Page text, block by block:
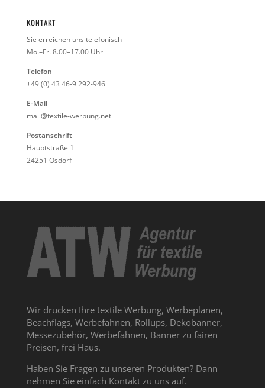
KONTAKT
Sie erreichen uns telefonisch
Mo.–Fr. 8.00–17.00 Uhr
Telefon
+49 (0) 43 46-9 292-946
E-Mail
mail@textile-werbung.net
Postanschrift
Hauptstraße 1
24251 Osdorf
Wir drucken Ihre textile Werbung, Werbeplanen,
Beachflags, Werbefahnen, Rollups, Dekobanner,
Messezubehör, Werbefahnen, Banner zu fairen
Preisen, frei Haus.
Haben Sie Fragen zu unseren Produkten? Dann
nehmen Sie einfach Kontakt zu uns auf.